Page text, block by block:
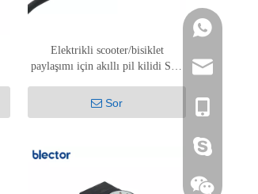
Elektrikli scooter/bisiklet
paylaşımı için akıllı pil kilidi SH-
Sor
+86
alicechen1213